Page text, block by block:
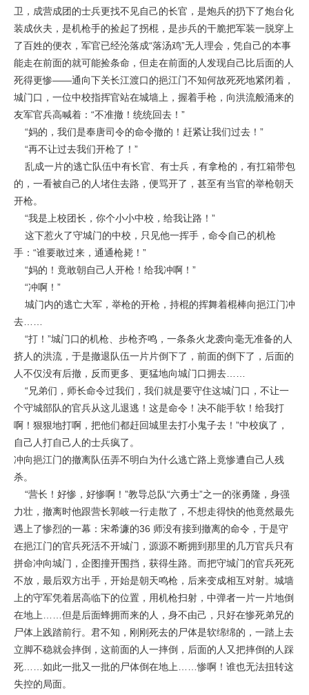
卫，成营成团的士兵更找不见自己的长官，是炮兵的扔下了炮台化
装成伙夫，是机枪手的捡起了拐棍，是步兵的干脆把军装一脱穿上
了百姓的便衣，军官已经沦落成“落汤鸡”无人理会，凭自己的本事
能走在前面的就可能捡条命，但走在前面的人发现自己比后面的人
死得更惨——通向下关长江渡口的挹江门不知何故死死地紧闭着，
城门口，一位中校指挥官站在城墙上，握着手枪，向洪流般涌来的
友军官兵高喊着：“不准撤！统统回去！”
“妈的，我们是奉唐司令的命令撤的！赶紧让我们过去！”
“再不让过去我们开枪了！”
乱成一片的逃亡队伍中有长官、有士兵，有拿枪的，有扛箱带包
的，一看被自己的人堵住去路，便骂开了，甚至有当官的举枪朝天
开枪。
“我是上校团长，你个小小中校，给我让路！”
这下惹火了守城门的中校，只见他一挥手，命令自己的机枪
手：“谁要敢过来，通通枪毙！”
“妈的！竟敢朝自己人开枪！给我冲啊！”
“冲啊！”
城门内的逃亡大军，举枪的开枪，持棍的挥舞着棍棒向挹江门冲
去……
“打！”城门口的机枪、步枪齐鸣，一条条火龙袭向毫无准备的人
挤人的洪流，于是撤退队伍一片片倒下了，前面的倒下了，后面的
人不仅没有后撤，反而更多、更猛地向城门口拥去……
“兄弟们，师长命令过我们，我们就是要守住这城门口，不让一
个守城部队的官兵从这儿退逃！这是命令！决不能手软！给我打
啊！狠狠地打啊，把他们都赶回城里去打小鬼子去！”中校疯了，
自己人打自己人的士兵疯了。
冲向挹江门的撤离队伍弄不明白为什么逃亡路上竟惨遭自己人残
杀。
“营长！好惨，好惨啊！”教导总队“六勇士”之一的张勇隆，身强
力壮，撤离时他跟营长郭岐一行走散了，不想走得快的他竟然最先
遇上了惨烈的一幕：宋希濂的36 师没有接到撤离的命令，于是守
在挹江门的官兵死活不开城门，源源不断拥到那里的几万官兵只有
拼命冲向城门，企图撞开围挡，获得生路。而把守城门的官兵死死
不放，最后双方出手，开始是朝天鸣枪，后来变成相互对射。城墙
上的守军凭着居高临下的位置，用机枪扫射，中弹者一片一片地倒
在地上……但是后面蜂拥而来的人，身不由己，只好在惨死弟兄的
尸体上践踏前行。君不知，刚刚死去的尸体是软绵绵的，一踏上去
立脚不稳就会摔倒，这前面的人一摔倒，后面的人又把摔倒的人踩
死……如此一批又一批的尸体倒在地上……惨啊！谁也无法扭转这
失控的局面。